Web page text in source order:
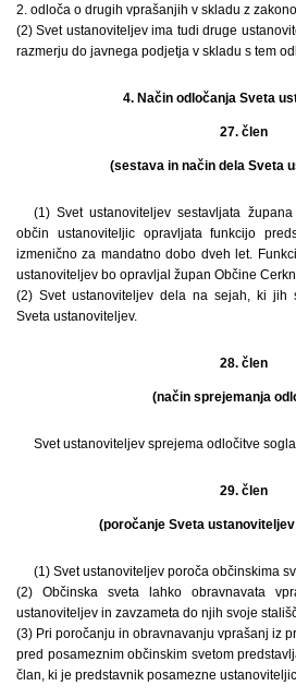
2. odloča o drugih vprašanjih v skladu z
(2) Svet ustanoviteljev ima tudi druge
razmerju do javnega podjetja v skladu s tem
4. Način odločanja Sveta
27. člen
(sestava in način dela Sveta
(1) Svet ustanoviteljev sestavljata
občin ustanoviteljic opravljata funkcijo
izmenično za mandatno dobo dveh let.
ustanoviteljev bo opravljal župan Občine
(2) Svet ustanoviteljev dela na sejah, ki jih
Sveta ustanoviteljev.
28. člen
(način sprejemanja
Svet ustanoviteljev sprejema odločitve
29. člen
(poročanje Sveta
(1) Svet ustanoviteljev poroča občinskima
(2) Občinska sveta lahko obravnavata
ustanoviteljev in zavzameta do njih svoje
(3) Pri poročanju in obravnavanju vprašanj iz
pred posameznim občinskim svetom
član, ki je predstavnik posamezne